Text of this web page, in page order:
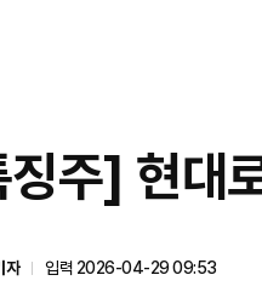
주] 현대
자
입력 2026-04-29 09:53